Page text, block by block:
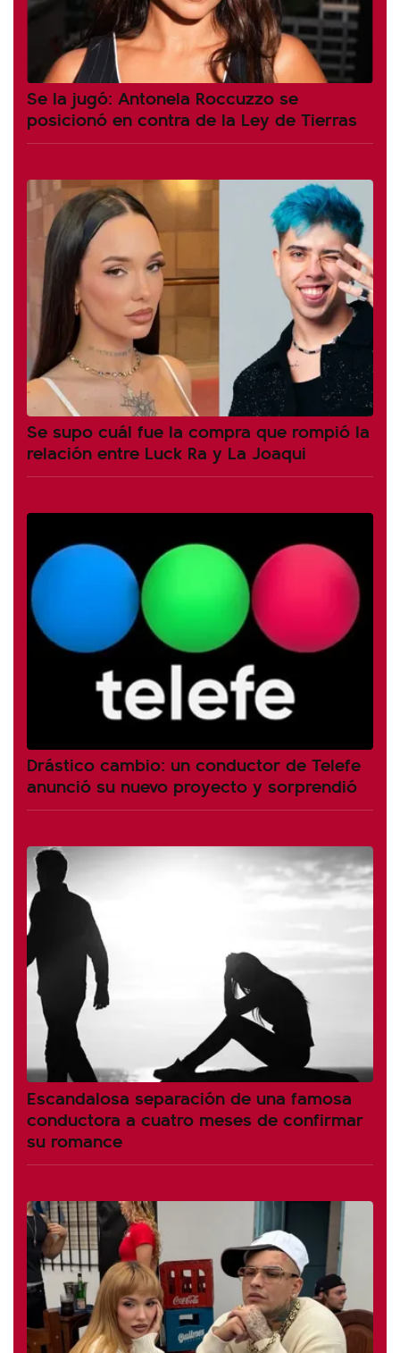
Se la jugó: Antonela Roccuzzo se
posicionó en contra de la Ley de Tierras
Se supo cuál fue la compra que rompió la
relación entre Luck Ra y La Joaqui
Drástico cambio: un conductor de Telefe
anunció su nuevo proyecto y sorprendió
Escandalosa separación de una famosa
conductora a cuatro meses de confirmar
su romance